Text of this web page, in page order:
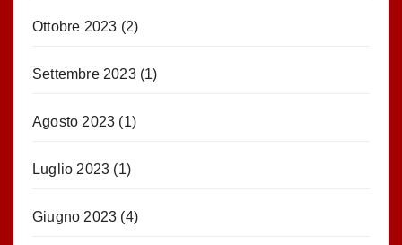
Ottobre 2023 (2)
Settembre 2023(1)
Agosto 2023 (1)
Luglio 2023 (1)
Giugno 2023 (4)